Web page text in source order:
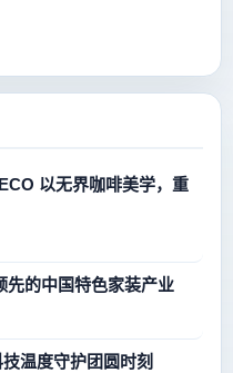
以无界咖啡美学，重
基 建设世界领先的中国特色家装产业
温度守护团圆时刻